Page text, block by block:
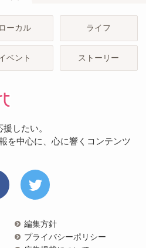
ローカル ライフ
ベント ストーリー
したい。
を中心に、心に響くコンテンツ
編集方針
プライバシーポリシー